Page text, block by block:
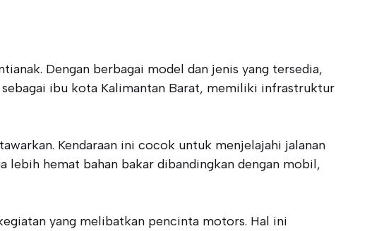
Dengan berbagai model dan jenis yang tersedia,
ibu kota Kalimantan Barat, memiliki infrastruktur
Kendaraan ini cocok untuk menjelajahi jalanan
lebih hemat bahan bakar dibandingkan dengan mobil,
yang melibatkan pencinta motors. Hal ini